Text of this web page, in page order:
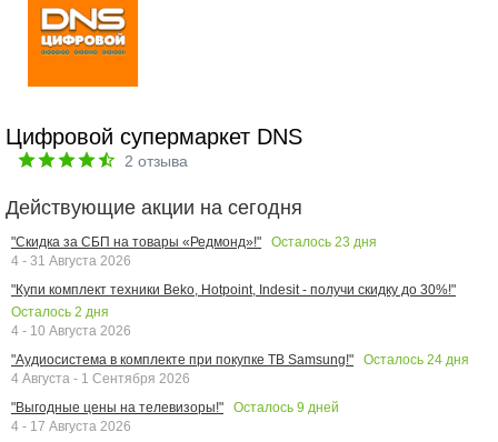
Цифровой супермаркет DNS
2 отзыва
Действующие акции на сегодня
"Скидка за СБП на товары «Редмонд»!" Осталось 23 дня
4 - 31 Августа 2026
"Купи комплект техники Beko, Hotpoint, Indesit - получи скидку до 30%!"
Осталось 2 дня
4 - 10 Августа 2026
"Аудиосистема в комплекте при покупке ТВ Samsung!"
Осталось 24 дня
4 Августа - 1 Сентября 2026
"Выгодные цены на телевизоры!"
Осталось 9 дней
4 - 17 Августа 2026